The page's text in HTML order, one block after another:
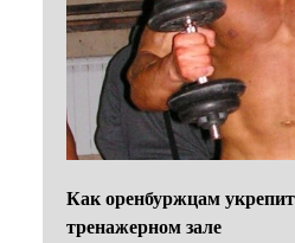
Как оренбуржцам
тренажерном зале